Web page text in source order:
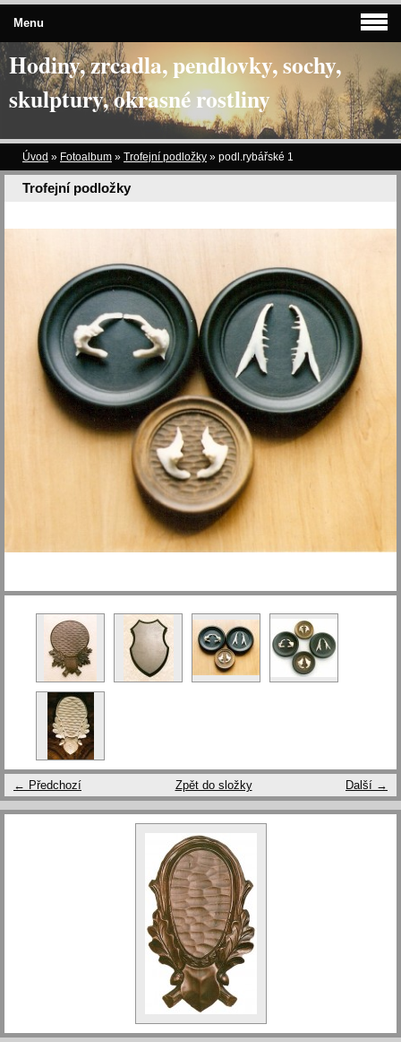
Hodiny, zrcadla, pendlovky, sochy,
skulptury, okrasné rostliny
Úvod » Fotoalbum » Trofejní podložky » podl.rybářské 1
Trofejní podložky
← Předchozí Další →
Zpět do složky
Menu